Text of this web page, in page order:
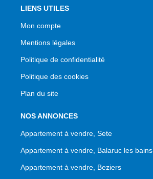
LIENS UTILES
Mon compte
Mentions légales
Politique de confidentialité
Politique des cookies
Plan du site
NOS ANNONCES
Appartement à vendre, Sete
Appartement à vendre, Balaruc les bains
Appartement à vendre, Beziers